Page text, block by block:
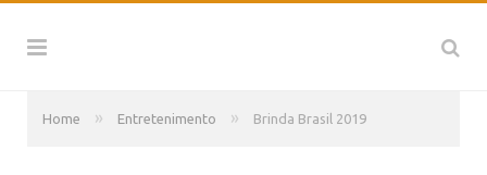
Home » Entretenimento » Brinda Brasil 2019